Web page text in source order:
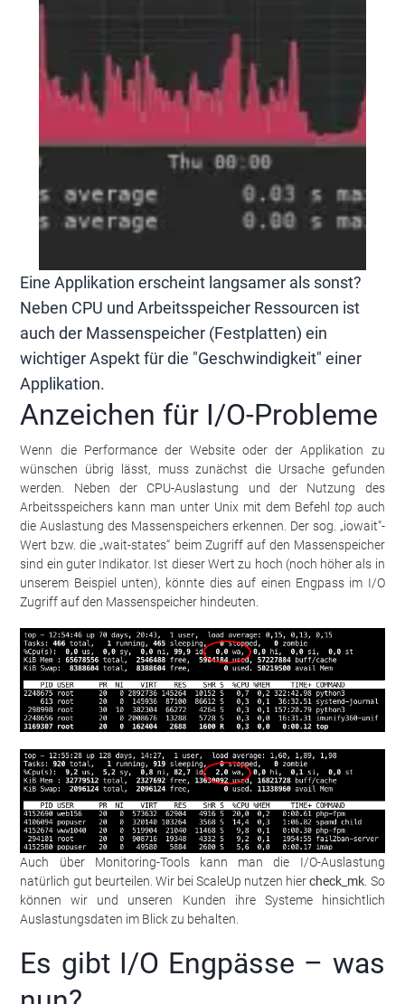
Eine Applikation erscheint langsamer als sonst?
Neben CPU und Arbeitsspeicher Ressourcen ist
auch der Massenspeicher (Festplatten) ein
wichtiger Aspekt für die "Geschwindigkeit" einer
Applikation.
Anzeichen für I/O-Probleme
Wenn die Performance der Website oder der Applikation zu
wünschen übrig lässt, muss zunächst die Ursache gefunden
werden. Neben der CPU-Auslastung und der Nutzung des
Arbeitsspeichers kann man unter Unix mit dem Befehl top auch
die Auslastung des Massenspeichers erkennen. Der sog. „iowait“-
Wert bzw. die „wait-states“ beim Zugriff auf den Massenspeicher
sind ein guter Indikator. Ist dieser Wert zu hoch (noch höher als in
unserem Beispiel unten), könnte dies auf einen Engpass im I/O
Zugriff auf den Massenspeicher hindeuten.
Auch über Monitoring-Tools kann man die I/O-Auslastung
natürlich gut beurteilen. Wir bei ScaleUp nutzen hiercheck_mk . So
können wir und unseren Kunden ihre Systeme hinsichtlich
Auslastungsdaten im Blick zu behalten.
Es gibt I/O Engpässe – was